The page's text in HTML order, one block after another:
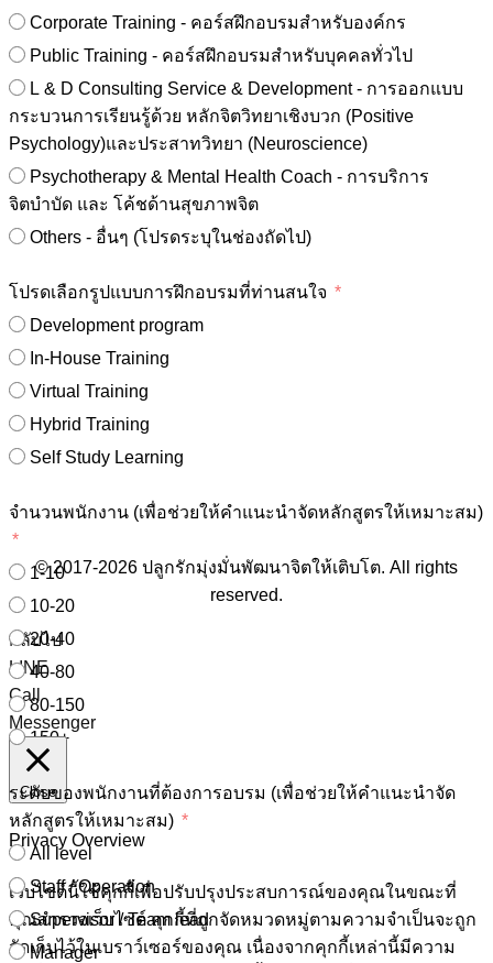
Corporate Training - คอร์สฝึกอบรมสำหรับองค์กร
Public Training - คอร์สฝึกอบรมสำหรับบุคคลทั่วไป
L & D Consulting Service & Development - การออกแบบ
กระบวนการเรียนรู้ด้วย หลักจิตวิทยาเชิงบวก (Positive
Psychology)และประสาทวิทยา (Neuroscience)
Psychotherapy & Mental Health Coach - การบริการ
จิตบำบัด และ โค้ชด้านสุขภาพจิต
Others - อื่นๆ (โปรดระบุในช่องถัดไป)
โปรดเลือกรูปแบบการฝึกอบรมที่ท่านสนใจ
Development program
In-House Training
Virtual Training
Hybrid Training
Self Study Learning
จำนวนพนักงาน (เพื่อช่วยให้คำแนะนำจัดหลักสูตรให้เหมาะสม)
1-10
10-20
20-40
40-80
80-150
150+
ระดับของพนักงานที่ต้องการอบรม (เพื่อช่วยให้คำแนะนำจัด
หลักสูตรให้เหมาะสม)
All level
Staff / Operation
Supervisor / Team lead
Manager
© 2017-2026 ปลูกรักมุ่งมั่นพัฒนาจิตให้เติบโต. All rights
reserved.
กลับไป
LINE
Call
Messenger
Close
Privacy Overview
เว็บไซต์นี้ใช้คุกกี้เพื่อปรับปรุงประสบการณ์ของคุณในขณะที่
คุณสำรวจเว็บไซต์ คุกกี้ที่ถูกจัดหมวดหมู่ตามความจำเป็นจะถูก
จัดเก็บไว้ในเบราว์เซอร์ของคุณ เนื่องจากคุกกี้เหล่านี้มีความ